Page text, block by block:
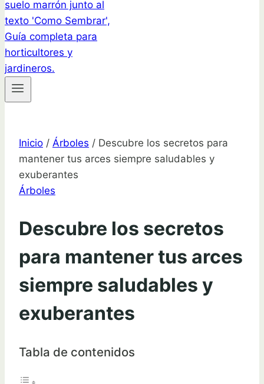
Inicio / Árboles / Descubre los secretos para
mantener tus arces siempre saludables y
exuberantes
Árboles
Descubre los secretos
para mantener tus arces
siempre saludables y
exuberantes
Tabla de contenidos